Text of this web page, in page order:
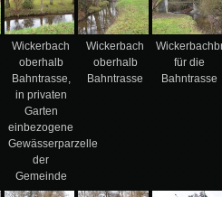
Wickerbach
oberhalb
Bahntrasse,
in privaten
Garten
einbezogene
Gewässerparzelle
der
Gemeinde
Wickerbach
oberhalb
Bahntrasse
für die
Bahntrasse